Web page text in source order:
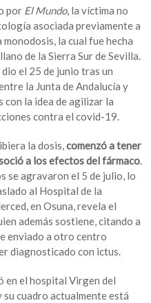
por El Mundo, la víctima no
asociada previamente a
monodosis, la cual fue hecha
de la Sierra Sur de Sevilla.
el 25 de junio tras un
la Junta de Andalucía y
con la idea de agilizar la
contra el covid-19.
la dosis,comenzó a tener
a los efectos del fármaco
se agravaron el 5 de julio, lo
al Hospital de la
en Osuna, revela el
además sostiene, citando a
enviado a otro centro
diagnosticado con ictus.
en el hospital Virgen del
su cuadro actualmente está